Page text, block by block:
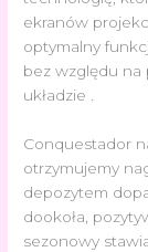
ekranów
optymalny
bez względu na
układzie .
Conquestador
otrzymujemy
depozytem
dookoła,
sezonowy